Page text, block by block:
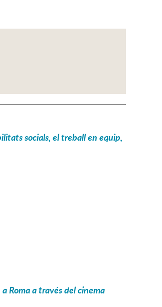
socials, el treball en equip,
Roma a través del cinema